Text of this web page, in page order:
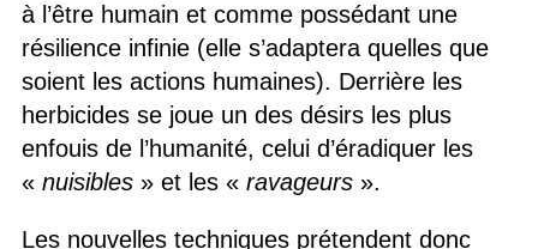
à l’être humain et comme possédant une
résilience infinie (elle s’adaptera quelles que
soient les actions humaines). Derrière les
herbicides se joue un des désirs les plus
enfouis de l’humanité, celui d’éradiquer les
« nuisibles» et les « ravageurs».
Les nouvelles techniques prétendent donc